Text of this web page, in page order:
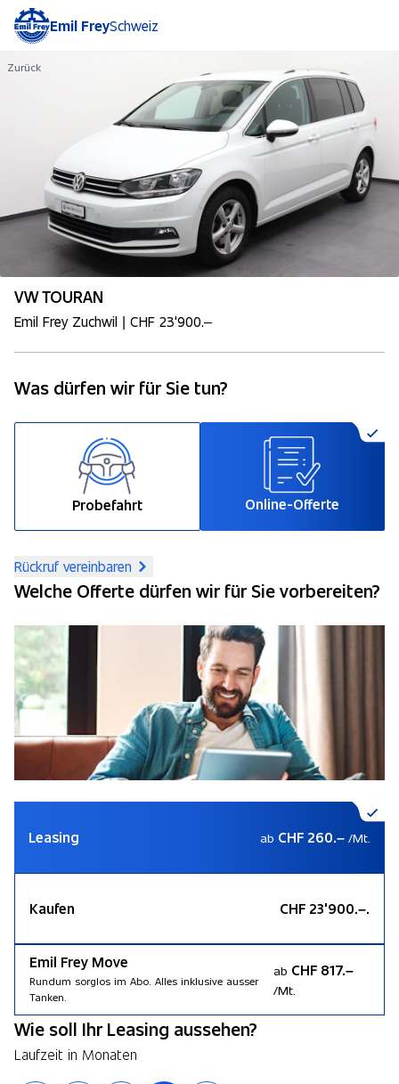
Emil FreySchweiz
Zurück
VW TOURAN
Emil Frey Zuchwil | CHF 23'900.–
Was dürfen wir für Sie tun?
Probefahrt Online-Offerte
Rückruf vereinbaren
Welche Offerte dürfen wir für Sie vorbereiten?
Leasing ab CHF 260.– /Mt.
Kaufen CHF 23'900.–.
Emil Frey Move
Rundum sorglos im Abo. Alles inklusive ausser
Tanken.
ab CHF 817.–
/Mt.
Wie soll Ihr Leasing aussehen?
Laufzeit in Monaten